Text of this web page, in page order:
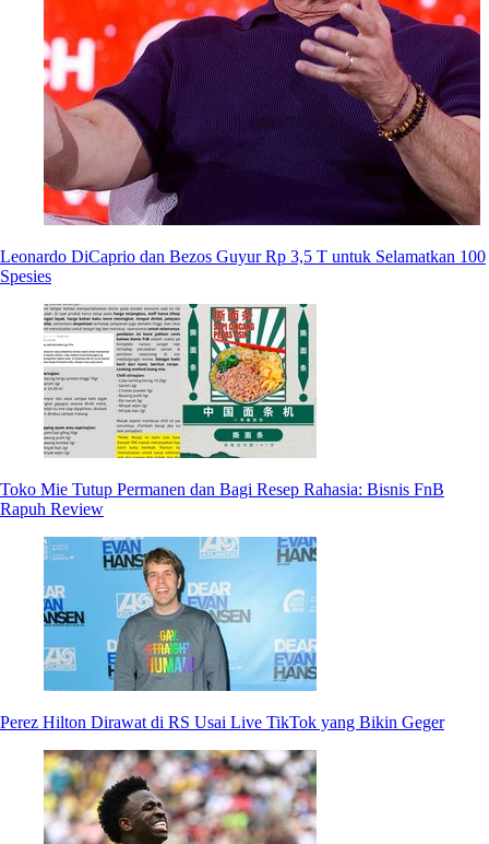
Leonardo DiCaprio dan Bezos Guyur Rp 3,5 T untuk Selamatkan 100
Spesies
Toko Mie Tutup Permanen dan Bagi Resep Rahasia: Bisnis FnB
Rapuh Review
Perez Hilton Dirawat di RS Usai Live TikTok yang Bikin Geger